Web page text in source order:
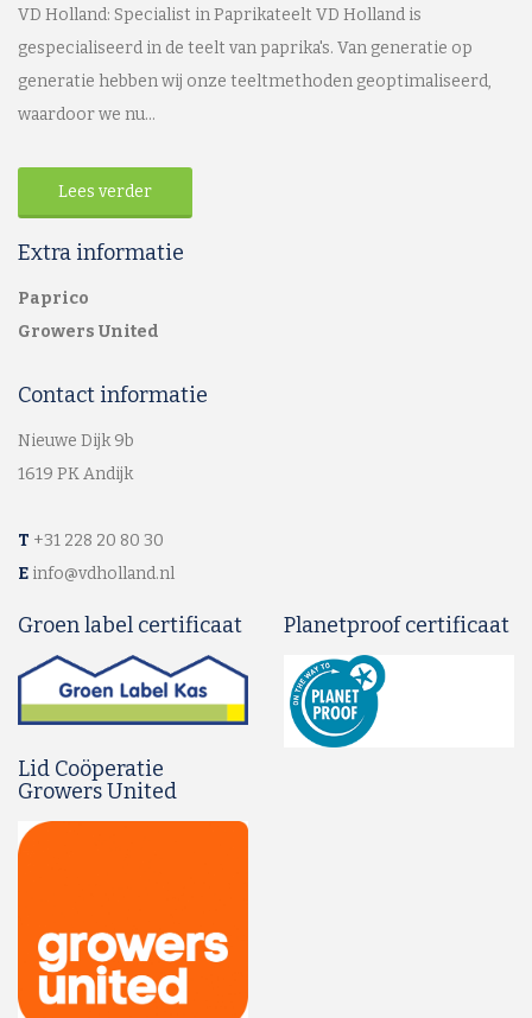
VD Holland: Specialist in Paprikateelt VD Holland is
gespecialiseerd in de teelt van paprika's. Van generatie op
generatie hebben wij onze teeltmethoden geoptimaliseerd,
waardoor we nu...
Lees verder
Extra informatie
Paprico
Growers United
Contact informatie
Nieuwe Dijk 9b
1619 PK Andijk
T +31 228 20 80 30
E info@vdholland.nl
Groen label certificaat
Lid Coöperatie
Growers United
Planetproof certificaat